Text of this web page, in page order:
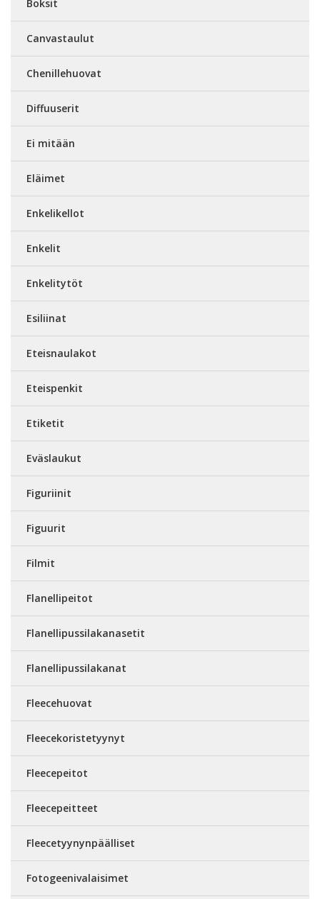
Boksit
Canvastaulut
Chenillehuovat
Diffuuserit
Ei mitään
Eläimet
Enkelikellot
Enkelit
Enkelitytöt
Esiliinat
Eteisnaulakot
Eteispenkit
Etiketit
Eväslaukut
Figuriinit
Figuurit
Filmit
Flanellipeitot
Flanellipussilakanasetit
Flanellipussilakanat
Fleecehuovat
Fleecekoristetyynyt
Fleecepeitot
Fleecepeitteet
Fleecetyynynpäälliset
Fotogeenivalaisimet